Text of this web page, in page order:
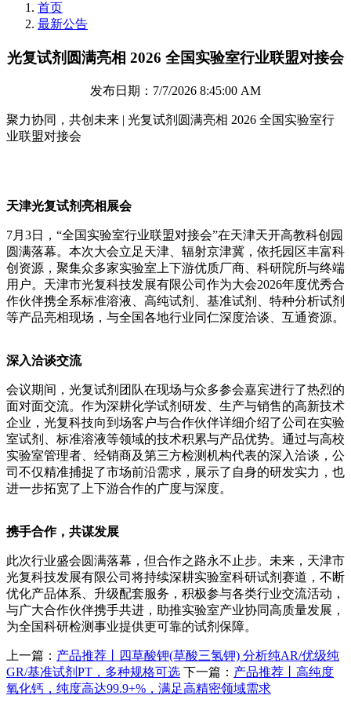
首页
最新公告
光复试剂圆满亮相 2026 全国实验室行业联盟对接会
发布日期：7/7/2026 8:45:00 AM
聚力协同，共创未来 | 光复试剂圆满亮相 2026 全国实验室行
业联盟对接会
天津光复试剂亮相展会
7月3日，“全国实验室行业联盟对接会”在天津天开高教科创园
圆满落幕。本次大会立足天津、辐射京津冀，依托园区丰富科
创资源，聚集众多家实验室上下游优质厂商、科研院所与终端
用户。天津市光复科技发展有限公司作为大会2026年度优秀合
作伙伴携全系标准溶液、高纯试剂、基准试剂、特种分析试剂
等产品亮相现场，与全国各地行业同仁深度洽谈、互通资源。
深入洽谈交流
会议期间，光复试剂团队在现场与众多参会嘉宾进行了热烈的
面对面交流。作为深耕化学试剂研发、生产与销售的高新技术
企业，光复科技向到场客户与合作伙伴详细介绍了公司在实验
室试剂、标准溶液等领域的技术积累与产品优势。通过与高校
实验室管理者、经销商及第三方检测机构代表的深入洽谈，公
司不仅精准捕捉了市场前沿需求，展示了自身的研发实力，也
进一步拓宽了上下游合作的广度与深度。
携手合作，共谋发展
此次行业盛会圆满落幕，但合作之路永不止步。未来，天津市
光复科技发展有限公司将持续深耕实验室科研试剂赛道，不断
优化产品体系、升级配套服务，积极参与各类行业交流活动，
与广大合作伙伴携手共进，助推实验室产业协同高质量发展，
为全国科研检测事业提供更可靠的试剂保障。
上一篇： 产品推荐丨四草酸钾(草酸三氢钾) 分析纯AR/优级纯
GR/基准试剂PT，多种规格可选 下一篇： 产品推荐丨高纯度
氧化钙，纯度高达99.9+%，满足高精密领域需求